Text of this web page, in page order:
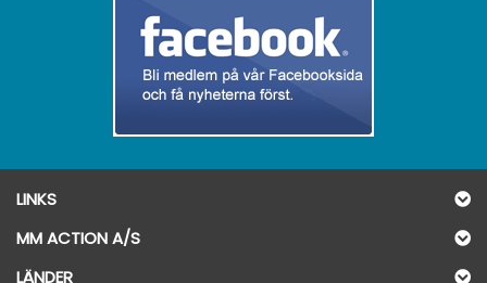
LINKS
MM ACTION A/S
LÄNDER